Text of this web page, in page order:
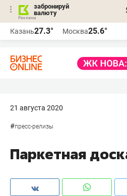
забронируй
валюту
Казань27.3° Москва25.6°
21 августа 2020
#пресс-релизы
Паркетная